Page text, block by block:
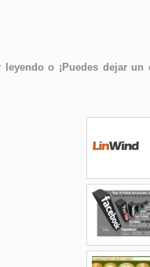
o ¡Puedes dejar un